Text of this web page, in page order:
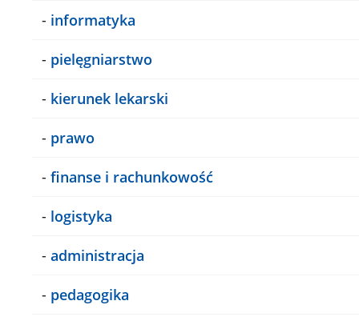
- informatyka
- pielęgniarstwo
- kierunek lekarski
- prawo
- finanse i rachunkowość
- logistyka
- administracja
- pedagogika